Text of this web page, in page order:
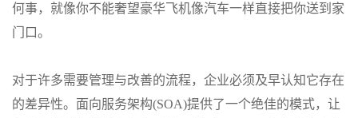
何事，就像你不能奢望豪华飞机像汽车一样直接把你送到家
门口。
对于许多需要管理与改善的流程，企业必须及早认知它存在
的差异性。面向服务架构(SOA)提供了一个绝佳的模式，让